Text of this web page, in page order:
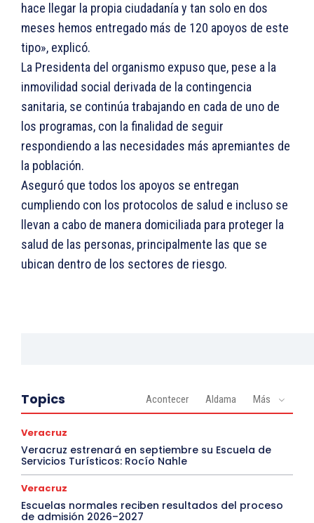
hace llegar la propia ciudadanía y tan solo en dos
meses hemos entregado más de 120 apoyos de este
tipo», explicó.
La Presidenta del organismo expuso que, pese a la
inmovilidad social derivada de la contingencia
sanitaria, se continúa trabajando en cada de uno de
los programas, con la finalidad de seguir
respondiendo a las necesidades más apremiantes de
la población.
Aseguró que todos los apoyos se entregan
cumpliendo con los protocolos de salud e incluso se
llevan a cabo de manera domiciliada para proteger la
salud de las personas, principalmente las que se
ubican dentro de los sectores de riesgo.
Topics Acontecer Aldama Más
Veracruz
Veracruz estrenará en septiembre su Escuela de
Servicios Turísticos: Rocío Nahle
Veracruz
Escuelas normales reciben resultados del proceso
de admisión 2026–2027